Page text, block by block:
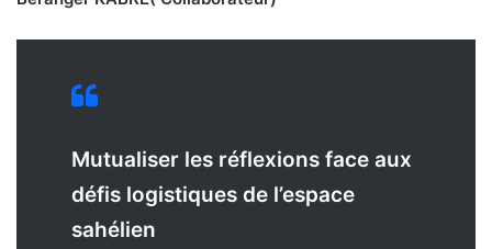
Mutualiser les réflexions face aux
défis logistiques de l’espace
sahélien